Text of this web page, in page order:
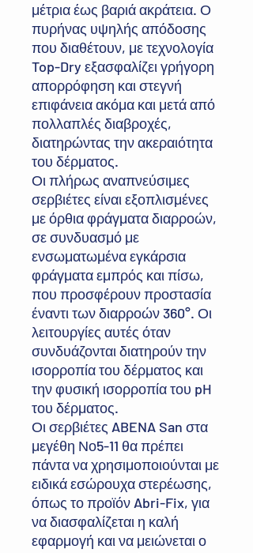
μέτρια έως βαριά ακράτεια. Ο
πυρήνας υψηλής απόδοσης
που διαθέτουν, με τεχνολογία
Top-Dry εξασφαλίζει γρήγορη
απορρόφηση και στεγνή
επιφάνεια ακόμα και μετά από
πολλαπλές διαβροχές,
διατηρώντας την ακεραιότητα
του δέρματος.
Οι πλήρως αναπνεύσιμες
σερβιέτες είναι εξοπλισμένες
με όρθια φράγματα διαρροών,
σε συνδυασμό με
ενσωματωμένα εγκάρσια
φράγματα εμπρός και πίσω,
που προσφέρουν προστασία
έναντι των διαρροών 360°. Οι
λειτουργίες αυτές όταν
συνδυάζονται διατηρούν την
ισορροπία του δέρματος και
την φυσική ισορροπία του pH
του δέρματος.
Οι σερβιέτες ABENA San στα
μεγέθη Νο5-11 θα πρέπει
πάντα να χρησιμοποιούνται με
ειδικά εσώρουχα στερέωσης,
όπως το προϊόν Abri-Fix, για
να διασφαλίζεται η καλή
εφαρμογή και να μειώνεται ο